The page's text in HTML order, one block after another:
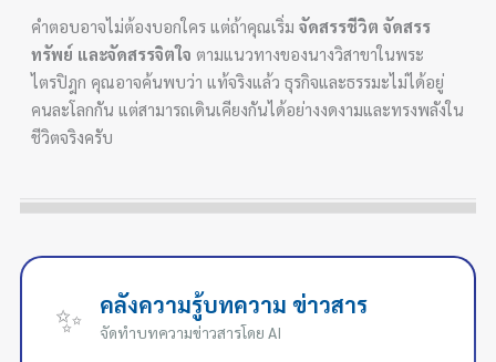
คำตอบอาจไม่ต้องบอกใคร แต่ถ้าคุณเริ่มจัดสรรชีวิต จัดสรร
ทรัพย์ และจัดสรรจิตใจ ตามแนวทางของนางวิสาขาในพระ
ไตรปิฎก คุณอาจค้นพบว่า แท้จริงแล้ว ธุรกิจและธรรมะไม่ได้อยู่
คนละโลกกัน แต่สามารถเดินเคียงกันได้อย่างงดงามและทรงพลังใน
ชีวิตจริงครับ
✨ คลังความรู้บทความ ข่าวสาร
จัดทำบทความข่าวสารโดย AI